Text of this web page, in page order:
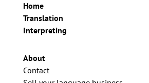
Home
Translation
Interpreting
About
Contact